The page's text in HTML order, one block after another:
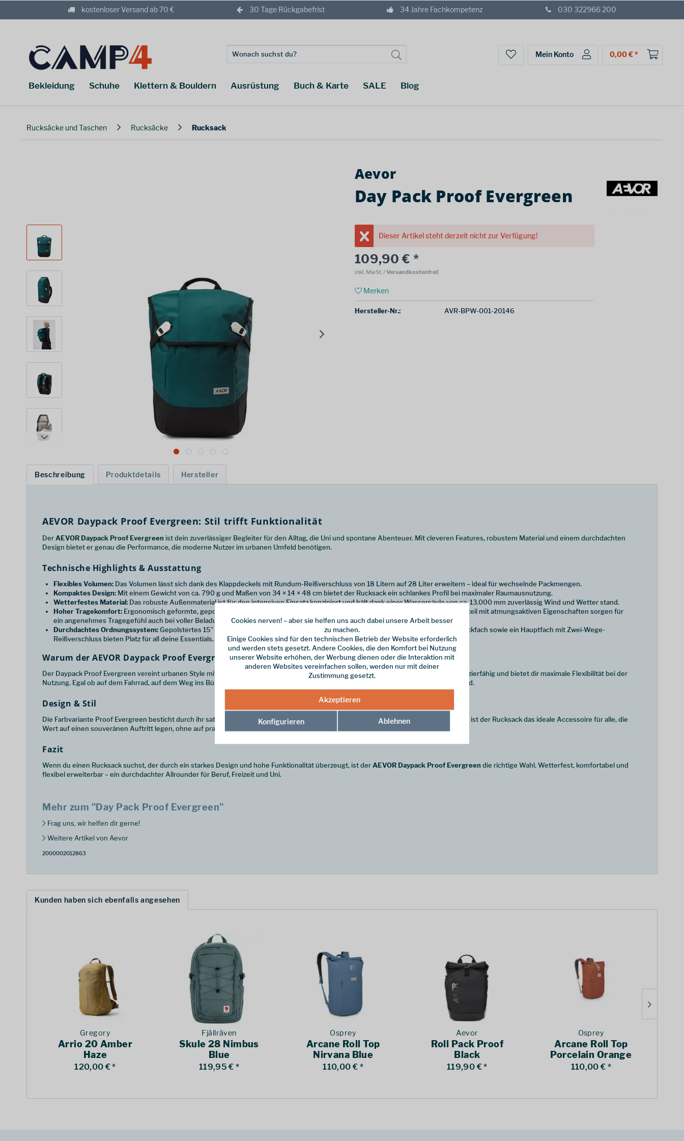
kostenloser Versand ab 70 € 30 Tage Rückgabefrist 34 Jahre Fachkompetenz 030 322966 200
Mein Konto 0,00 € *
Bekleidung Schuhe Klettern & Bouldern Ausrüstung Buch & Karte SALE Blog
Rucksäcke und Taschen Rucksäcke Rucksack
Aevor
Day Pack Proof Evergreen
Dieser Artikel steht derzeit nicht zur Verfügung!
109,90 € *
inkl. MwSt./ Versandkostenfrei!
Merken
Hersteller-Nr.: AVR-BPW-001-20146
Beschreibung Produktdetails Hersteller
AEVOR Daypack Proof Evergreen: Stil trifft Funktionalität
DerAEVOR Daypack Proof Evergreen ist dein zuverlässiger Begleiter für den Alltag, die Uni und spontane Abenteuer. Mit cleveren Features, robustem Material und einem durchdachten
Design bietet er genau die Performance, die moderne Nutzer im urbanen Umfeld benötigen.
Technische Highlights & Ausstattung
Flexibles Volumen: Das Volumen lässt sich dank des Klappdeckels mit Rundum-Reißverschluss von 18 Litern auf 28 Liter erweitern – ideal für wechselnde Packmengen.
Kompaktes Design: Mit einem Gewicht von ca. 790 g und Maßen von 34 × 14 × 48 cm bietet der Rucksack ein schlankes Profil bei maximaler Raumausnutzung.
Wetterfestes Material: Das robuste Außenmaterial ist für den intensiven Einsatz konzipiert und hält dank einer Wassersäule von ca. 13.000 mm zuverlässig Wind und Wetter stand.
Hoher Tragekomfort: Ergonomisch geformte, gepolsterte Schultergurte, ein verstellbarer Brustgurt sowie ein gepolstertes Rückenteil mit atmungsaktiven Eigenschaften sorgen für
ein angenehmes Tragegefühl auch bei voller Beladung.
Durchdachtes Ordnungssystem:Gepolstertes 15" Laptopfach (ca. 34 × 23 × 2 cm), eine zusätzliche Fronttasche, ein verstecktes Rückfach sowie ein Hauptfach mit Zwei-Wege-
Reißverschluss bieten Platz für all deine Essentials.
Warum der AEVOR Daypack Proof Evergreen dein idealer Begleiter ist
Der Daypack Proof Evergreen vereint urbanen Style mit technischer Outdoor-Tauglichkeit. Er schützt deine Elektronik, ist äußerst strapazierfähig und bietet dir maximale Flexibilität bei der
Nutzung. Egal ob auf dem Fahrrad, auf dem Weg ins Büro oder bei einem Kurztrip – dieser Rucksack hält deiner täglichen Belastung stand.
Design & Stil
Die Farbvariante Proof Evergreen besticht durch ihr sattes, zeitloses Grün. Der Look ist clean, modern und vielseitig kombinierbar. Damit ist der Rucksack das ideale Accessoire für alle, die
Wert auf einen souveränen Auftritt legen, ohne auf praktische Vorteile verzichten zu wollen.
Fazit
Wenn du einen Rucksack suchst, der durch ein starkes Design und hohe Funktionalität überzeugt, ist derAEVOR Daypack Proof Evergreen die richtige Wahl. Wetterfest, komfortabel und
flexibel erweiterbar – ein durchdachter Allrounder für Beruf, Freizeit und Uni.
Mehr zum "Day Pack Proof Evergreen"
Frag uns, wir helfen dir gerne!
Weitere Artikel von Aevor
2000002012863
Kunden haben sich ebenfalls angesehen
Gregory
Arrio 20 Amber
Haze
120,00 € *
Fjällräven
Skule 28 Nimbus
Blue
119,95 € *
Osprey
Arcane Roll Top
Nirvana Blue
110,00 € *
Aevor
Roll Pack Proof
Black
119,90 € *
Osprey
Arcane Roll Top
Porcelain Orange
Heather
110,00 € *
Cookies nerven! – aber sie helfen uns auch dabei unsere Arbeit besser
zu machen.
Einige Cookies sind für den technischen Betrieb der Website erforderlich
und werden stets gesetzt. Andere Cookies, die den Komfort bei Nutzung
unserer Website erhöhen, der Werbung dienen oder die Interaktion mit
anderen Websites vereinfachen sollen, werden nur mit deiner
Zustimmung gesetzt.
Akzeptieren
Konfigurieren Ablehnen